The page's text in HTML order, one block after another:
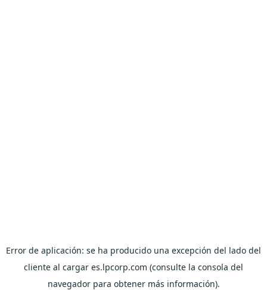
Error de aplicación: se ha producido una excepción del lado del
cliente al cargar es.lpcorp.com (consulte la consola del
navegador para obtener más información).